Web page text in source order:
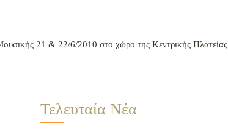
21 & 22/6/2010 στο χώρο της Κεντρικής Πλατείας
Τελευταία Νέα